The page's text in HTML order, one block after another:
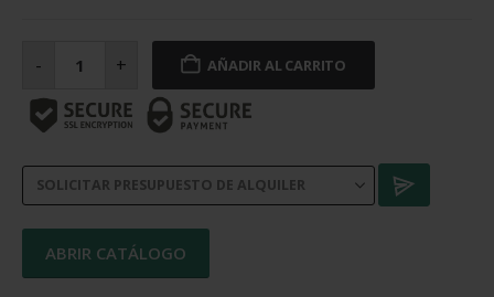
- manual
SPK
220
cantidad
+ AÑADIR AL CARRITO
ABRIR CATÁLOGO